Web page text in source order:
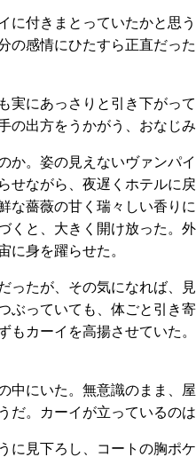
に付きまとっていたかと思
の感情にひたすら正直だっ
実にあっさりと引き下がっ
の出方をうかがう、おなじ
か。姿の見えないヴァンパ
せながら、夜遅くホテルに
な薔薇の甘く瑞々しい香り
くと、大きく開け放った。
に身を躍らせた。
たが、その気になれば、
ぶっていても、体ごと引き
もカーイを高揚させていた
中にいた。無意識のまま、
。カーイが立っているの
見下ろし、コートの胸ポ